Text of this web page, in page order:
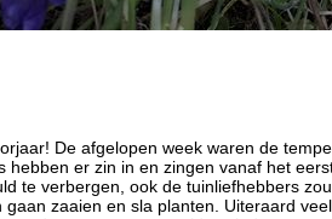
De afgelopen week waren de
hebben er zin in en zingen vanaf het
te verbergen, ook de tuinliefhebbers
gaan zaaien en sla planten. Uiteraard